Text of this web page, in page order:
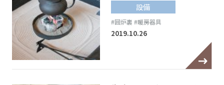
設備
#囲炉裏 #暖房器具
2019.10.26